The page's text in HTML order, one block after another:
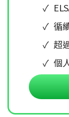
循
超
個